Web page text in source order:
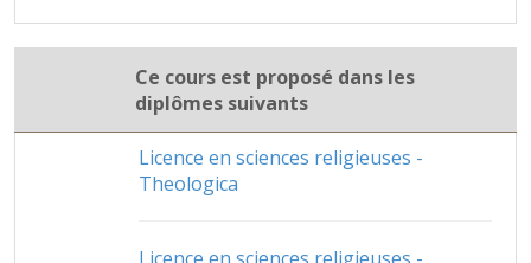
Ce cours est proposé dans les
diplômes suivants
Licence en sciences religieuses -
Theologica